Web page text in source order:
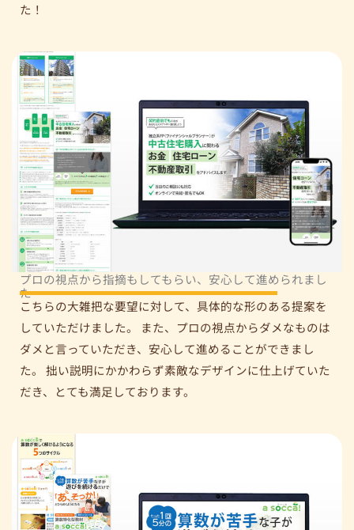
た！
プロの視点から指摘もしてもらい、安心して進められまし
た
こちらの大雑把な要望に対して、具体的な形のある提案を
していただけました。 また、プロの視点からダメなものは
ダメと言っていただき、安心して進めることができまし
た。 拙い説明にかかわらず素敵なデザインに仕上げていた
だき、とても満足しております。